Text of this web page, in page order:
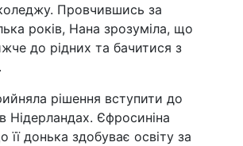
Провчившись за
років, Нана зрозуміла, що
до рідних та бачитися з
рішення вступити до
Нідерландах. Єфросиніна
її донька здобуває освіту за